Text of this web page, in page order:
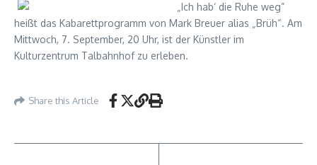
„Ich hab‘ die Ruhe weg”
heißt das Kabarettprogramm von Mark Breuer alias „Brüh“. Am
Mittwoch, 7. September, 20 Uhr, ist der Künstler im
Kulturzentrum Talbahnhof zu erleben.
Share this Article